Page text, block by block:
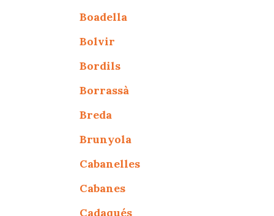
Boadella
Bolvir
Bordils
Borrassà
Breda
Brunyola
Cabanelles
Cabanes
Cadaqués